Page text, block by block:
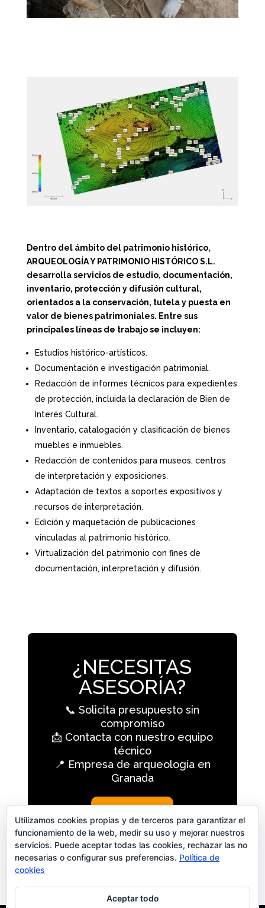
Dentro del ámbito del patrimonio histórico,
ARQUEOLOGÍA Y PATRIMONIO HISTÓRICO S.L.
desarrolla servicios de estudio, documentación,
inventario, protección y difusión cultural,
orientados a la conservación, tutela y puesta en
valor de bienes patrimoniales. Entre sus
principales líneas de trabajo se incluyen:
Estudios histórico-artísticos.
Documentación e investigación patrimonial.
Redacción de informes técnicos para expedientes
de protección, incluida la declaración de Bien de
Interés Cultural.
Inventario, catalogación y clasificación de bienes
muebles e inmuebles.
Redacción de contenidos para museos, centros
de interpretación y exposiciones.
Adaptación de textos a soportes expositivos y
recursos de interpretación.
Edición y maquetación de publicaciones
vinculadas al patrimonio histórico.
Virtualización del patrimonio con fines de
documentación, interpretación y difusión.
¿NECESITAS
ASESORÍA?
📞 Solicita presupuesto sin
compromiso
📩 Contacta con nuestro equipo
técnico
📍 Empresa de arqueología en
Granada
CONTACTO
Utilizamos cookies propias y de terceros para garantizar el
funcionamiento de la web, medir su uso y mejorar nuestros
servicios. Puede aceptar todas las cookies, rechazar las no
necesarias o configurar sus preferencias. Política de
cookies
Aceptar todo